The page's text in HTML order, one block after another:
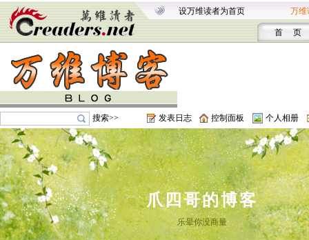
设万维读者为首页 万维
首 页
搜索>> 发表日志 控制面板 个人相册
爪四哥的博客
乐晕你没商量